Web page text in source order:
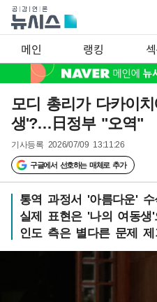
메인 랭킹
모디 총리가 다카이
생'?…日정부 "오역"
기사등록 2026/07/09 13:11:26
구글에서 선호하는 매체로 추가
통역 과정서 '아름다운' 수
실제 표현은 '나의 여동생
인도 측은 별다른 문제 제